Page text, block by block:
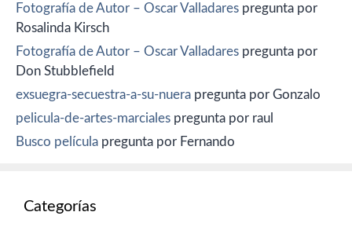
Fotografía de Autor – Oscar Valladares pregunta por
Rosalinda Kirsch
Fotografía de Autor – Oscar Valladares pregunta por
Don Stubblefield
exsuegra-secuestra-a-su-nuera pregunta por Gonzalo
pelicula-de-artes-marciales pregunta por raul
Busco película pregunta por Fernando
Categorías